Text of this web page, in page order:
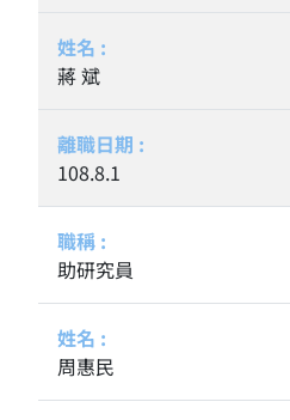
蔣 斌
108.8.1
助研究員
周惠民